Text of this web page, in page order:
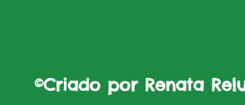
©Criado por Renata